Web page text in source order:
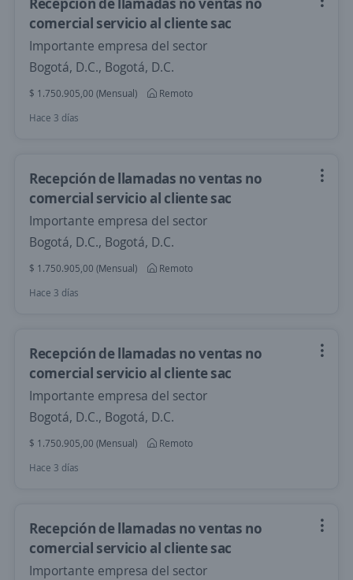
comercial servicio al cliente sac
Importante empresa del sector
Bogotá, D.C., Bogotá, D.C.
$ 1.750.905,00 (Mensual)
Remoto
Hace 3 días
Recepción de llamadas no ventas no
comercial servicio al cliente sac
Importante empresa del sector
Bogotá, D.C., Bogotá, D.C.
$ 1.750.905,00 (Mensual)
Remoto
Hace 3 días
Recepción de llamadas no ventas no
comercial servicio al cliente sac
Importante empresa del sector
Bogotá, D.C., Bogotá, D.C.
$ 1.750.905,00 (Mensual)
Remoto
Hace 3 días
Recepción de llamadas no ventas no
comercial servicio al cliente sac
Importante empresa del sector